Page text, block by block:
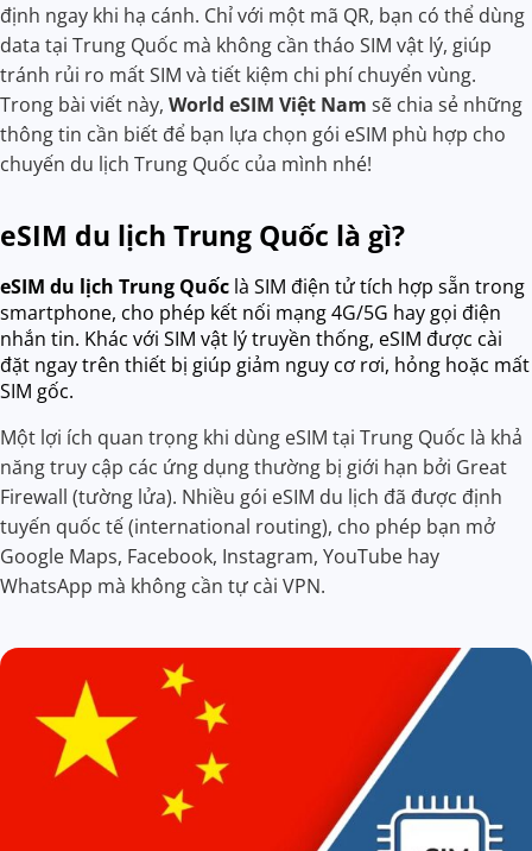
định ngay khi hạ cánh. Chỉ với một mã QR, bạn có thể dùng
data tại Trung Quốc mà không cần tháo SIM vật lý, giúp
tránh rủi ro mất SIM và tiết kiệm chi phí chuyển vùng.
Trong bài viết này, World eSIM Việt Nam sẽ chia sẻ những
thông tin cần biết để bạn lựa chọn gói eSIM phù hợp cho
chuyến du lịch Trung Quốc của mình nhé!
eSIM du lịch Trung Quốc là gì?
eSIM du lịch Trung Quốc là SIM điện tử tích hợp sẵn trong
smartphone, cho phép kết nối mạng 4G/5G hay gọi điện
nhắn tin. Khác với SIM vật lý truyền thống, eSIM được cài
đặt ngay trên thiết bị giúp giảm nguy cơ rơi, hỏng hoặc mất
SIM gốc.
Một lợi ích quan trọng khi dùng eSIM tại Trung Quốc là khả
năng truy cập các ứng dụng thường bị giới hạn bởi Great
Firewall (tường lửa). Nhiều gói eSIM du lịch đã được định
tuyến quốc tế (international routing), cho phép bạn mở
Google Maps, Facebook, Instagram, YouTube hay
WhatsApp mà không cần tự cài VPN.